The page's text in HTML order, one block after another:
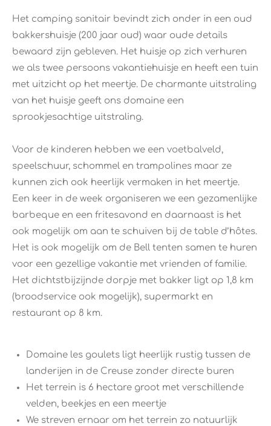
Het camping sanitair bevindt zich onder in een oud
bakkershuisje (200 jaar oud) waar oude details
bewaard zijn gebleven. Het huisje op zich verhuren
we als twee persoons vakantiehuisje en heeft een tuin
met uitzicht op het meertje. De charmante uitstraling
van het huisje geeft ons domaine een
sprookjesachtige uitstraling.
Voor de kinderen hebben we een voetbalveld,
speelschuur, schommel en trampolines maar ze
kunnen zich ook heerlijk vermaken in het meertje.
Een keer in de week organiseren we een gezamenlijke
barbeque en een fritesavond en daarnaast is het
ook mogelijk om aan te schuiven bij de table d’hôtes.
Het is ook mogelijk om de Bell tenten samen te huren
voor een gezellige vakantie met vrienden of familie.
Het dichtstbijzijnde dorpje met bakker ligt op 1,8 km
(broodservice ook mogelijk), supermarkt en
restaurant op 8 km.
Domaine les goulets ligt heerlijk rustig tussen de
landerijen in de Creuse zonder directe buren
Het terrein is 6 hectare groot met verschillende
velden, beekjes en een meertje
We streven ernaar om het terrein zo natuurlijk